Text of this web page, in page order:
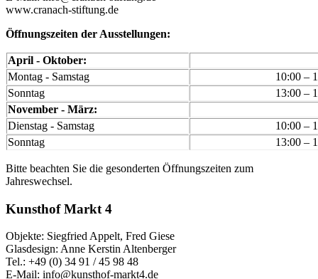
www.cranach-stiftung.de
Öffnungszeiten der Ausstellungen:
April - Oktober:
Montag - Samstag
10:00 –
Sonntag
13:00 –
November - März:
Dienstag - Samstag
10:00 –
Sonntag
13:00 –
Bitte beachten Sie die gesonderten Öffnungszeiten zum
Jahreswechsel.
Kunsthof Markt 4
Objekte: Siegfried Appelt, Fred Giese
Glasdesign: Anne Kerstin Altenberger
Tel.: +49 (0) 34 91 / 45 98 48
E-Mail: info@kunsthof-markt4.de